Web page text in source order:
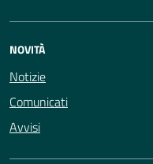
NOVITÀ
Notizie
Comunicati
Avvisi